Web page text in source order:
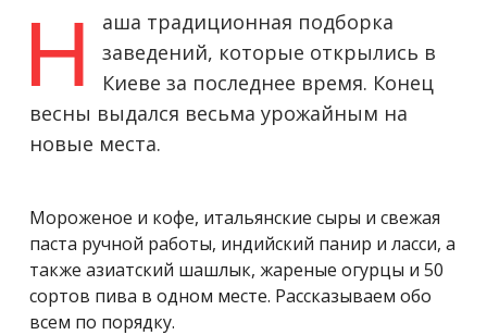
Н
аша традиционная подборка
заведений, которые открылись в
Киеве за последнее время. Конец
весны выдался весьма урожайным на
новые места.
Мороженое и кофе, итальянские сыры и свежая
паста ручной работы, индийский панир и ласси, а
также азиатский шашлык, жареные огурцы и 50
сортов пива в одном месте. Рассказываем обо
всем по порядку.